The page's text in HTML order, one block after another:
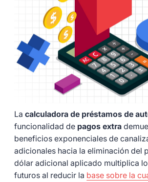
Lacalculadora de préstamos de
funcionalidad de pagos extra
beneficios exponenciales de
adicionales hacia la eliminación del
dólar adicional aplicado multiplica
futuros al reducir la base sobre la